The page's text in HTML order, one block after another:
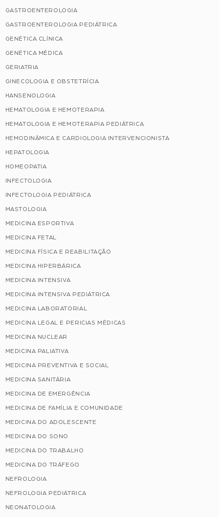
GASTROENTEROLOGIA
GASTROENTEROLOGIA PEDIÁTRICA
GENÉTICA CLÍNICA
GENÉTICA MÉDICA
GERIATRIA
GINECOLOGIA E OBSTETRÍCIA
HANSENOLOGIA
HEMATOLOGIA E HEMOTERAPIA
HEMATOLOGIA E HEMOTERAPIA PEDIÁTRICA
HEMODINÂMICA E CARDIOLOGIA INTERVENCIONISTA
HEPATOLOGIA
HOMEOPATIA
INFECTOLOGIA
INFECTOLOGIA PEDIÁTRICA
MASTOLOGIA
MEDICINA ESPORTIVA
MEDICINA FETAL
MEDICINA FÍSICA E REABILITAÇÃO
MEDICINA HIPERBÁRICA
MEDICINA INTENSIVA
MEDICINA INTENSIVA PEDIÁTRICA
MEDICINA LABORATORIAL
MEDICINA LEGAL E PERICIAS MÉDICAS
MEDICINA NUCLEAR
MEDICINA PALIATIVA
MEDICINA PREVENTIVA E SOCIAL
MEDICINA SANITÁRIA
MEDICINA DE EMERGÊNCIA
MEDICINA DE FAMÍLIA E COMUNIDADE
MEDICINA DO ADOLESCENTE
MEDICINA DO SONO
MEDICINA DO TRABALHO
MEDICINA DO TRÁFEGO
NEFROLOGIA
NEFROLOGIA PEDIÁTRICA
NEONATOLOGIA